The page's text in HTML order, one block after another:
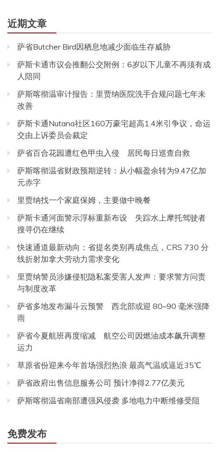
近期文章
萨省Butcher Bird因栖息地减少面临生存威胁
萨斯卡通市议会推翻公交附例：6岁以下儿童不再须有成
人陪同
萨斯喀彻温审计报告：里贾纳医院洗手合规问题七年未
改善
萨斯卡通Nutana社区160万豪宅超高1.4米引争议，命运
交由上诉委员会裁定
萨省百合花园遭红色甲虫入侵 居民每日巡查自救
萨斯喀彻温省财政预期逆转：从小幅盈余转为9.47亿加
元赤字
里贾纳找一个家庭保姆，主要做中晚餐
萨斯卡通河面警示浮标重新布设 失踪水上摩托驾驶者
搜寻仍在继续
快速通道最新动向：省提名类别再成焦点，CRS 730 分
线折射加拿大劳动力需求变化
里贾纳警员涉嫌侵犯隐私案受害人发声：要求警方问责
与制度改革
萨省多地发布漏斗云预警 西北部或迎 80–90 毫米强降
雨
萨省今夏航班再度缩减 航空公司因燃油成本飙升调整
运力
草原省份迎来今年首场强烈热浪 最高气温或逼近35℃
萨省政府出售信息服务公司 预计净得2.77亿美元
萨斯喀彻温省南部遭强风侵袭 多地电力中断维修受阻
免费发布